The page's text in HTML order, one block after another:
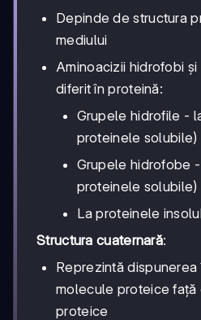
Depinde de structura
mediului
Aminoacizii hidrofobi
diferit în proteină:
Grupele hidrofile -
proteinele solubile)
Grupele hidrofobe
proteinele solubile)
La proteinele
Structura cuaternară:
Reprezintă dispunerea
molecule proteice față
proteice